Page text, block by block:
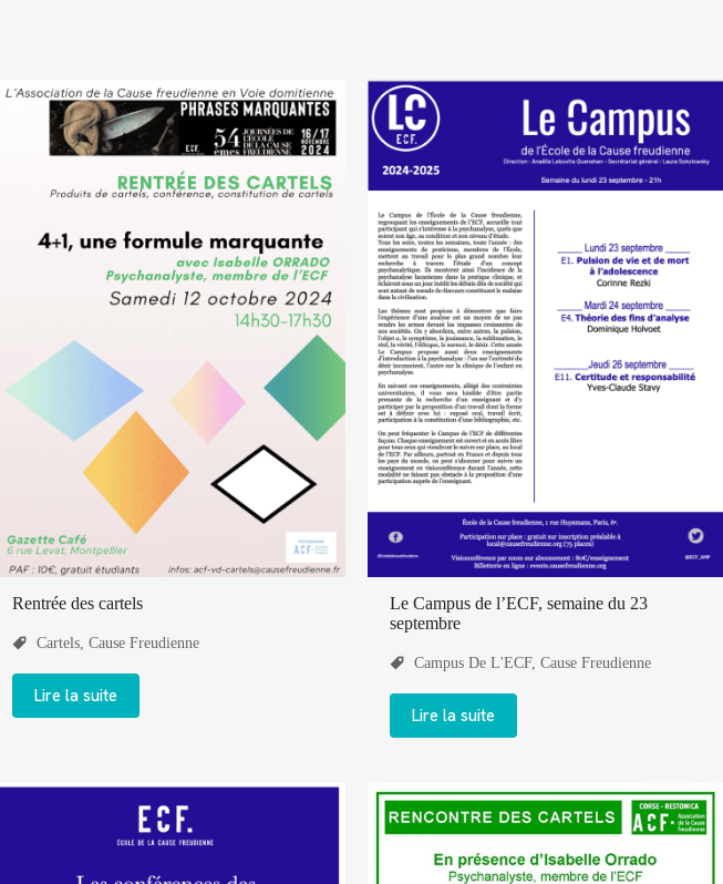
Rentrée des cartels
Cartels, Cause Freudienne
Lire la suite
Le Campus de l’ECF, semaine du 23
septembre
Campus De L'ECF, Cause Freudienne
Lire la suite